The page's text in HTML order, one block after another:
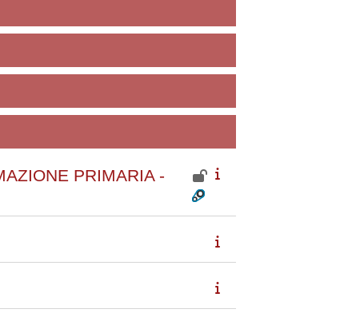
PRIMARIA -